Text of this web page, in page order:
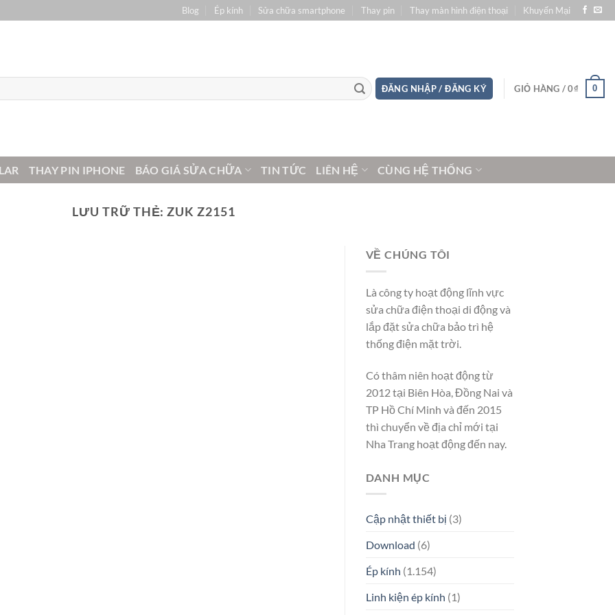
Blog Ép kính Sửa chữa smartphone Thay pin Thay màn hình điện thoại Khuyến Mại
ĐĂNG NHẬP / ĐĂNG KÝ GIỎ HÀNG /0₫ 0
THAY PIN IPHONE BÁO GIÁ SỬA CHỮA TIN TỨC LIÊN HỆ CÙNG HỆ THỐNG
LƯU TRỮ THẺ:ZUK Z2151
VỀ CHÚNG TÔI
Là công ty hoạt động lĩnh vực
sửa chữa điện thoại di động và
lắp đặt sửa chữa bảo trì hệ
thống điện mặt trời.
Có thâm niên hoạt động từ
2012 tại Biên Hòa, Đồng Nai và
TP Hồ Chí Minh và đến 2015
thì chuyển về địa chỉ mới tại
Nha Trang hoạt động đến nay.
DANH MỤC
Cập nhật thiết bị (3)
Download (6)
Ép kính (1.154)
Linh kiện ép kính (1)